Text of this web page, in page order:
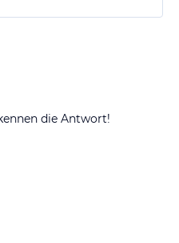
die Antwort!